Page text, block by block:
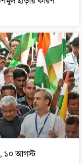
১০ আগস্ট